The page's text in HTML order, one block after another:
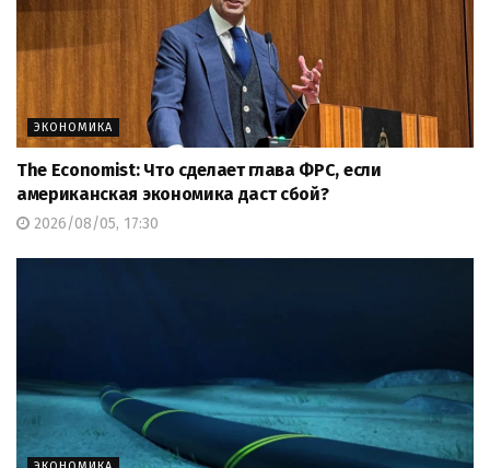
ЭКОНОМИКА
The Economist: Что сделает глава ФРС, если
американская экономика даст сбой?
2026/08/05, 17:30